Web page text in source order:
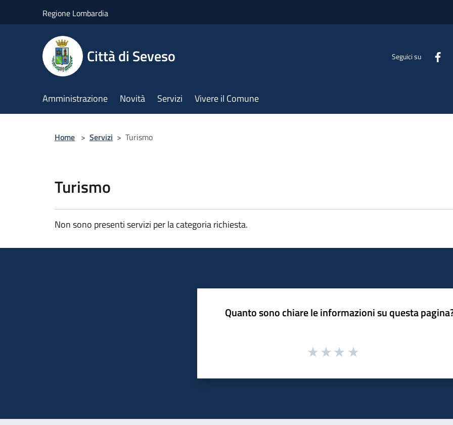
Regione Lombardia
Città di Seveso Seguici su
Amministrazione Novità Servizi Vivere il Comune
Home > Servizi > Turismo
Turismo
Non sono presenti servizi per la categoria richiesta.
Quanto sono chiare le informazioni su questa